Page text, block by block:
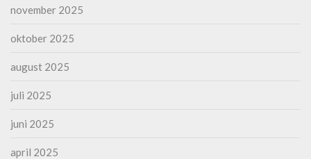
november 2025
oktober 2025
august 2025
juli 2025
juni 2025
april 2025